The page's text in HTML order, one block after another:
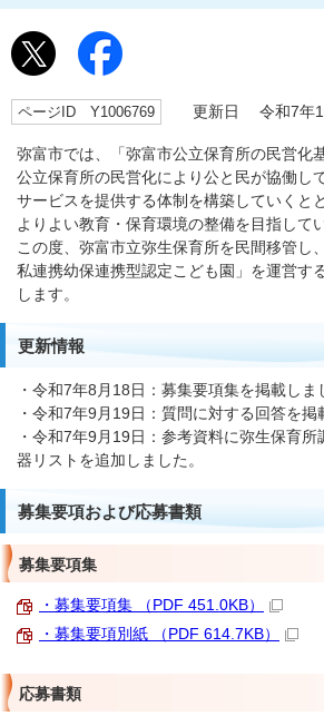
ページID Y1006769 更新日 令和7年
弥富市では、「弥富市公立保育所の民営化
公立保育所の民営化により公と民が協働し
サービスを提供する体制を構築していくと
よりよい教育・保育環境の整備を目指して
この度、弥富市立弥生保育所を民間移管し
私連携幼保連携型認定こども園」を運営す
します。
更新情報
・令和7年8月18日：募集要項集を掲載しま
・令和7年9月19日：質問に対する回答を掲
・令和7年9月19日：参考資料に弥生保育
器リストを追加しました。
募集要項および応募書類
募集要項集
・募集要項集 （PDF 451.0KB）
・募集要項別紙 （PDF 614.7KB）
応募書類